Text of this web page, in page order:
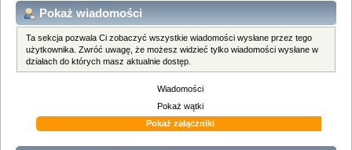
Pokaż wiadomości
Ta sekcja pozwala Ci zobaczyć wszystkie wiadomości wysłane przez tego
użytkownika. Zwróć uwagę, że możesz widzieć tylko wiadomości wysłane w
działach do których masz aktualnie dostęp.
Wiadomości
Pokaż wątki
Pokaż załączniki